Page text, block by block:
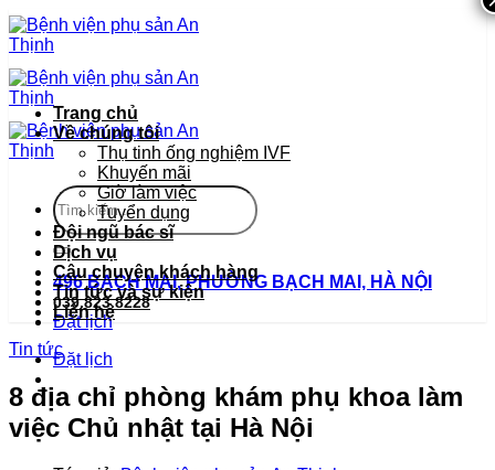
Bỏ
qua
nội
dung
496 BẠCH MAI, PHƯỜNG BẠCH MAI, HÀ NỘI
039.823.8228
Đặt lịch
Đặt lịch
Trang chủ
Về chúng tôi
Thụ tinh ống nghiệm IVF
Khuyến mãi
Giờ làm việc
Tuyển dụng
Đội ngũ bác sĩ
Dịch vụ
Câu chuyện khách hàng
Tin tức và sự kiện
Liên hệ
Tin tức
8 địa chỉ phòng khám phụ khoa làm
việc Chủ nhật tại Hà Nội